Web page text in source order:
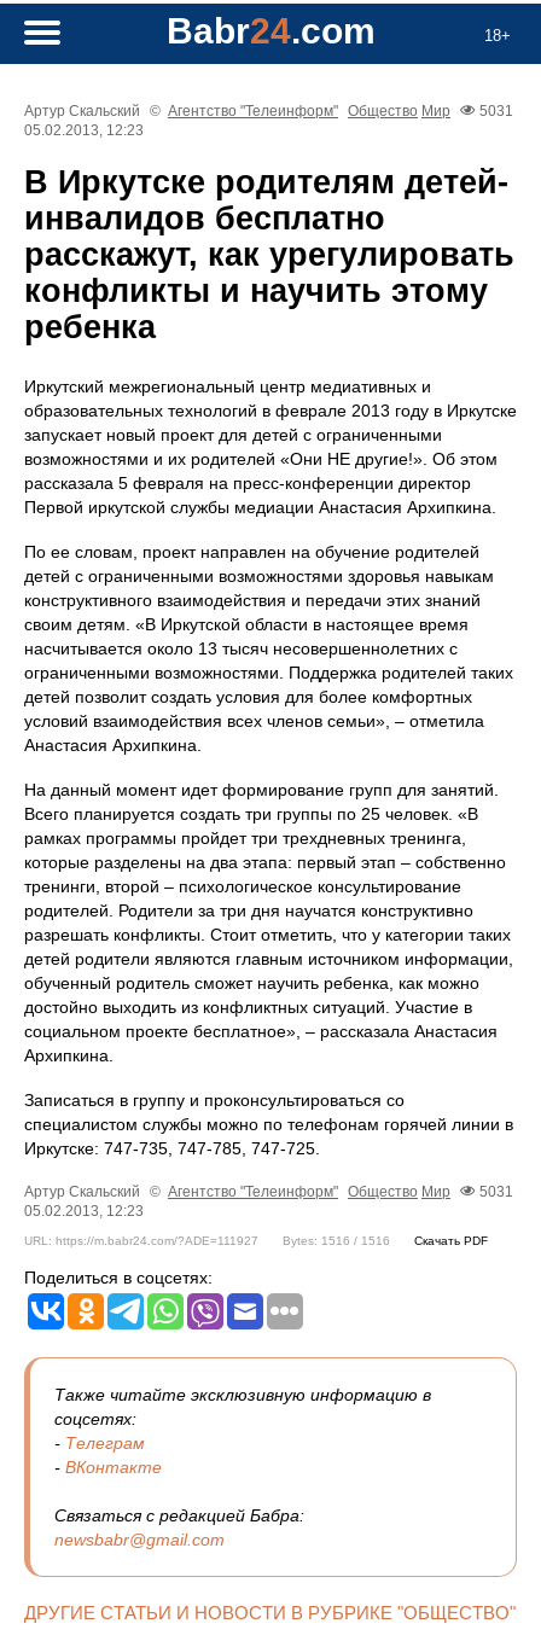
18+
Babr24.com
Артур Скальский © Агентство "Телеинформ" Общество Мир
5031
05.02.2013, 12:23
В Иркутске родителям детей-
инвалидов бесплатно
расскажут, как урегулировать
конфликты и научить этому
ребенка
Иркутский межрегиональный центр медиативных и
образовательных технологий в феврале 2013 году в Иркутске
запускает новый проект для детей с ограниченными
возможностями и их родителей «Они НЕ другие!». Об этом
рассказала 5 февраля на пресс-конференции директор
Первой иркутской службы медиации Анастасия Архипкина.
По ее словам, проект направлен на обучение родителей
детей с ограниченными возможностями здоровья навыкам
конструктивного взаимодействия и передачи этих знаний
своим детям. «В Иркутской области в настоящее время
насчитывается около 13 тысяч несовершеннолетних с
ограниченными возможностями. Поддержка родителей таких
детей позволит создать условия для более комфортных
условий взаимодействия всех членов семьи», – отметила
Анастасия Архипкина.
На данный момент идет формирование групп для занятий.
Всего планируется создать три группы по 25 человек. «В
рамках программы пройдет три трехдневных тренинга,
которые разделены на два этапа: первый этап – собственно
тренинги, второй – психологическое консультирование
родителей. Родители за три дня научатся конструктивно
разрешать конфликты. Стоит отметить, что у категории таких
детей родители являются главным источником информации,
обученный родитель сможет научить ребенка, как можно
достойно выходить из конфликтных ситуаций. Участие в
социальном проекте бесплатное», – рассказала Анастасия
Архипкина.
Записаться в группу и проконсультироваться со
специалистом службы можно по телефонам горячей линии в
Иркутске: 747-735, 747-785, 747-725.
Артур Скальский © Агентство "Телеинформ" Общество Мир
5031
05.02.2013, 12:23
URL: https://m.babr24.com/?ADE=111927 Bytes: 1516 / 1516 Скачать PDF
Поделиться в соцсетях:
Также читайте эксклюзивную информацию в
соцсетях:
- Телеграм
- ВКонтакте
Связаться с редакцией Бабра:
newsbabr@gmail.com
ДРУГИЕ СТАТЬИ И НОВОСТИ В РУБРИКЕ "ОБЩЕСТВО"